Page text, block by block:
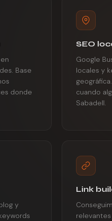
Base
donde
SEO
Google
locales y
cuando
Sabadell.
y
Link